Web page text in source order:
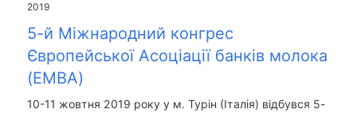
2019
5-й Міжнародний конгрес
Європейської Асоціації банків молока
(EMBA)
10-11 жовтня 2019 року у м. Турін (Італія) відбувся 5-